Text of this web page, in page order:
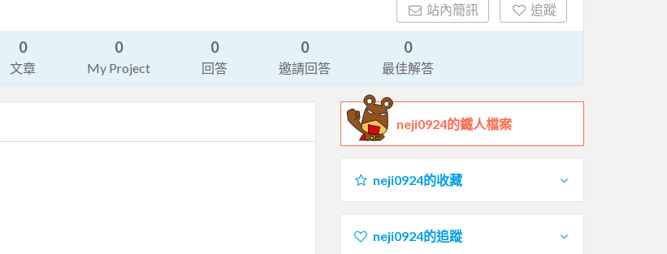
站內簡訊 追蹤
0
文章
0
My Project
0
回答
0
邀請回答
0
最佳解答
neji0924的鐵人檔案
neji0924的收藏
neji0924的追蹤